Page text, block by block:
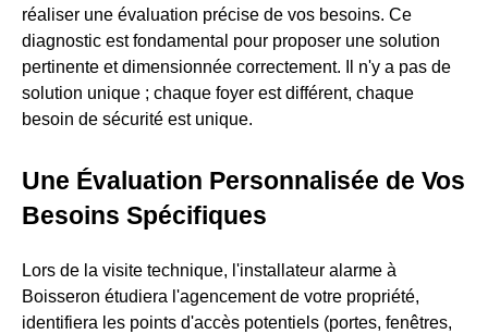
réaliser une évaluation précise de vos besoins. Ce
diagnostic est fondamental pour proposer une solution
pertinente et dimensionnée correctement. Il n'y a pas de
solution unique ; chaque foyer est différent, chaque
besoin de sécurité est unique.
Une Évaluation Personnalisée de Vos
Besoins Spécifiques
Lors de la visite technique, l'installateur alarme à
Boisseron étudiera l'agencement de votre propriété,
identifiera les points d'accès potentiels (portes, fenêtres,